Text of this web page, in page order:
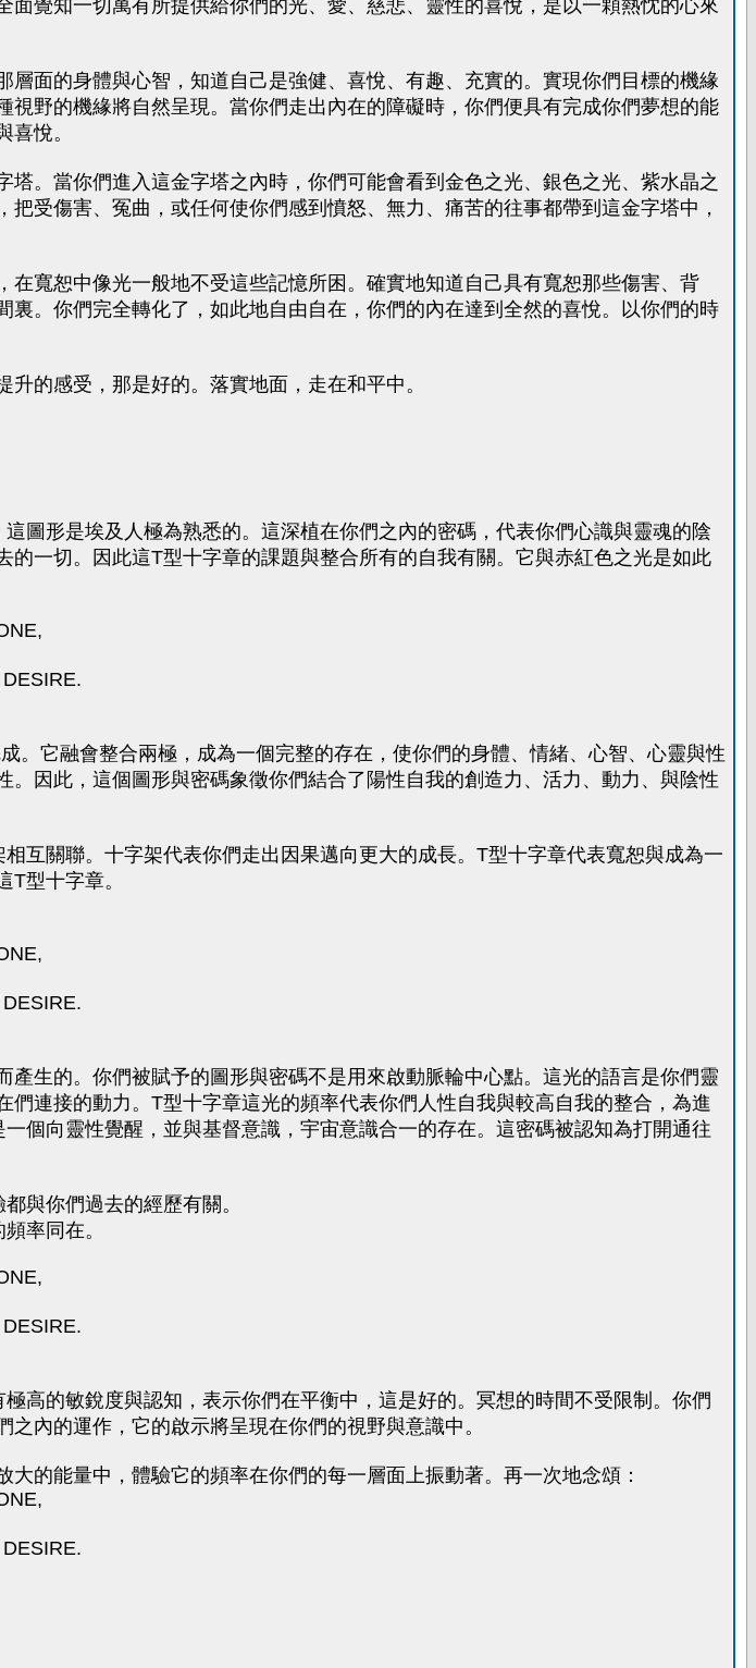
覺知一切萬有所提供給你們的光、愛、慈悲、靈性的喜悅，是以一顆熱忱的心來
面的身體與心智，知道自己是強健、喜悅、有趣、充實的。實現你們目標的機緣
野的機緣將自然呈現。當你們走出內在的障礙時，你們便具有完成你們夢想的能
悅。
。當你們進入這金字塔之內時，你們可能會看到金色之光、銀色之光、紫水晶之
受傷害、冤曲，或任何使你們感到憤怒、無力、痛苦的往事都帶到這金字塔中，
寬恕中像光一般地不受這些記憶所困。確實地知道自己具有寬恕那些傷害、背
。你們完全轉化了，如此地自由自在，你們的內在達到全然的喜悅。以你們的時
的感受，那是好的。落實地面，走在和平中。
圖形是埃及人極為熟悉的。這深植在你們之內的密碼，代表你們心識與靈魂的陰
一切。因此這T型十字章的課題與整合所有的自我有關。它與赤紅色之光是如此
。它融會整合兩極，成為一個完整的存在，使你們的身體、情緒、心智、心靈與性
因此，這個圖形與密碼象徵你們結合了陽性自我的創造力、活力、動力、與陰性
互關聯。十字架代表你們走出因果邁向更大的成長。T型十字章代表寬恕與成為一
型十字章。
生的。你們被賦予的圖形與密碼不是用來啟動脈輪中心點。這光的語言是你們靈
連接的動力。T型十字章這光的頻率代表你們人性自我與較高自我的整合，為進
個向靈性覺醒，並與基督意識，宇宙意識合一的存在。這密碼被認知為打開通往
與你們過去的經歷有關。
率同在。
高的敏銳度與認知，表示你們在平衡中，這是好的。冥想的時間不受限制。你們
內的運作，它的啟示將呈現在你們的視野與意識中。
的能量中，體驗它的頻率在你們的每一層面上振動著。再一次地念頌：